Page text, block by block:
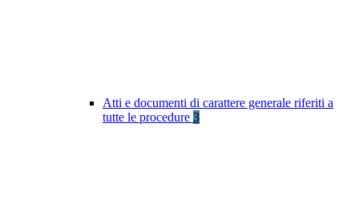
Atti e documenti di carattere generale riferiti a
tutte le procedure 3